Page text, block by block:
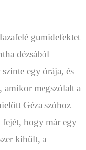
gumidefektet
dézsából
egy órája, és
amikor megszólalt a
Géza szóhoz
fejét, hogy már egy
kihűlt, a